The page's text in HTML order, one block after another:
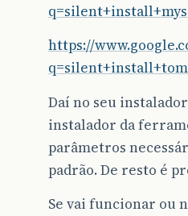
https://
Daí no seu
instalador da
parâmetros
padrão. De resto é
Se vai funcionar ou